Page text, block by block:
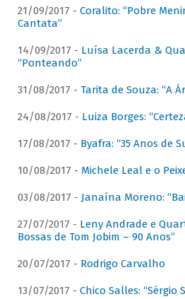
21/09/2017 - Coralito: “Pobre
Cantata”
14/09/2017 - Luísa Lacerda &
“Ponteando”
31/08/2017 - Tarita de Souza: “A
24/08/2017 - Luiza Borges:
17/08/2017 - Byafra: “35 Anos de
10/08/2017 - Michele Leal e o
03/08/2017 - Janaína Moreno:
27/07/2017 - Leny Andrade e
Bossas de Tom Jobim – 90 Anos”
20/07/2017 - Rodrigo Carvalho
13/07/2017 - Chico Salles: “Sérgio